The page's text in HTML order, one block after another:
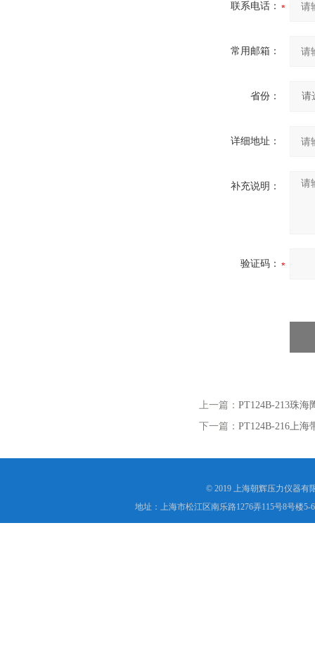
联系电话：
常用邮箱：
省份：
详细地址：
补充说明：
验证码：
上一篇： PT124B-213珠
下一篇： PT124B-216上
© 2019 上海朝辉压力仪器有
地址：上海市松江区南乐路1276弄115号8号楼5-